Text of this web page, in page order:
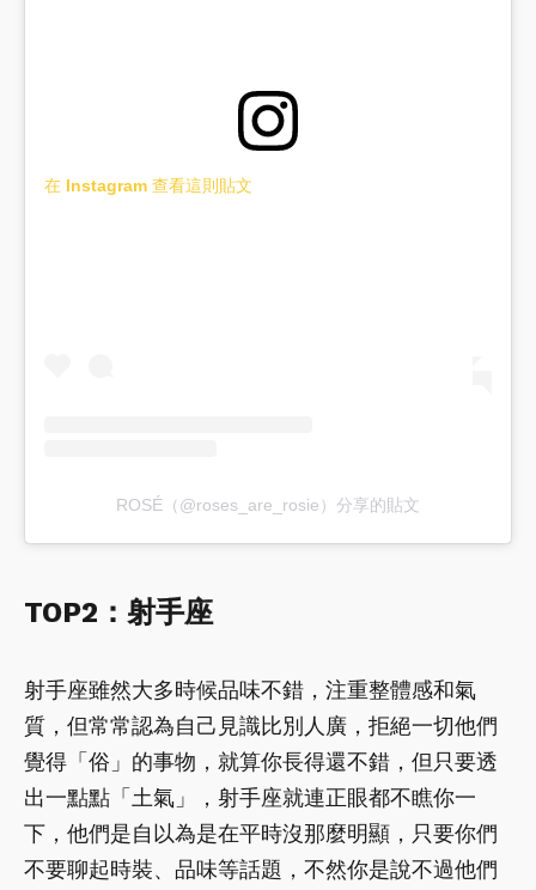
在 Instagram 查看這則貼文
ROSÉ（@roses_are_rosie）分享的貼文
TOP2：射手座
射手座雖然大多時候品味不錯，注重整體感和氣
質，但常常認為自己見識比別人廣，拒絕一切他們
覺得「俗」的事物，就算你長得還不錯，但只要透
出一點點「土氣」，射手座就連正眼都不瞧你一
下，他們是自以為是在平時沒那麼明顯，只要你們
不要聊起時裝、品味等話題，不然你是說不過他們